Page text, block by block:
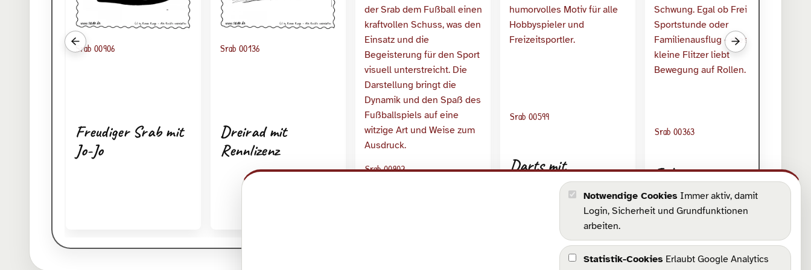
Vorherige verwandte Srabs
Srab 00906
Freudiger Srab mit
Jo-Jo
Srab 00136
Dreirad mit
Rennlizenz
Srab 00902
Srab 00599
Darts mit
Zielwasser
Srab 00363
Inliner mit
Rollrisiko
Nächste verwandte
Notwendige Cookies Immer aktiv, damit
Login, Sicherheit und Grundfunktionen
arbeiten.
Statistik-Cookies Erlaubt Google Analytics